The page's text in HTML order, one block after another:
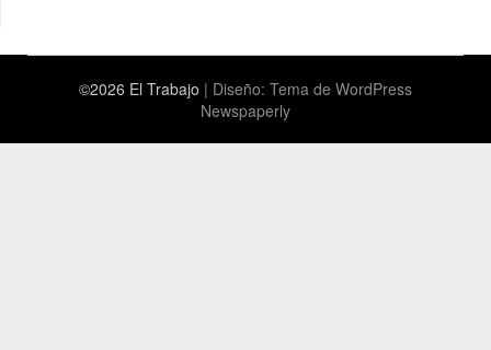
©2026 El Trabajo | Diseño: Tema de WordPress
Newspaperly